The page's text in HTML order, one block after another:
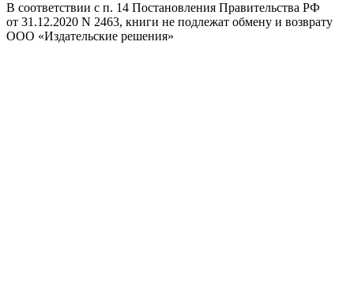
В соответствии с п. 14 Постановления Правительства РФ
от 31.12.2020 N 2463, книги не подлежат обмену и возврату
ООО «Издательские решения»